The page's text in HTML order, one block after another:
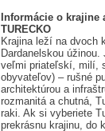
Informácie o krajine
TURECKO
Krajina leží na dvoch
Dardanelskou
veľmi priateľskí, milí,
obyvateľov) – rušné
architektúrou a
rozmanitá a chutná,
raki. Ak si vyberiete
prekrásnu krajinu, do